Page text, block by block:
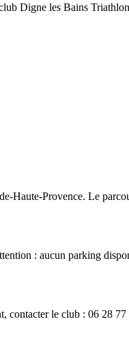
Digne les Bains
Haute-Provence. Le
: aucun parking
contacter le club : 06 28